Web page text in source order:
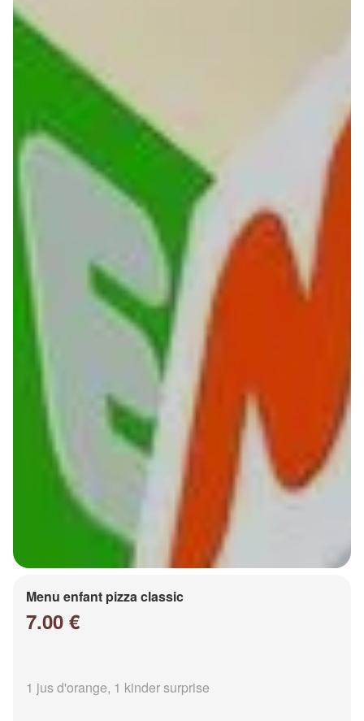
Menu enfant pizza classic
7.00 €
1 jus d'orange, 1 kinder surprise